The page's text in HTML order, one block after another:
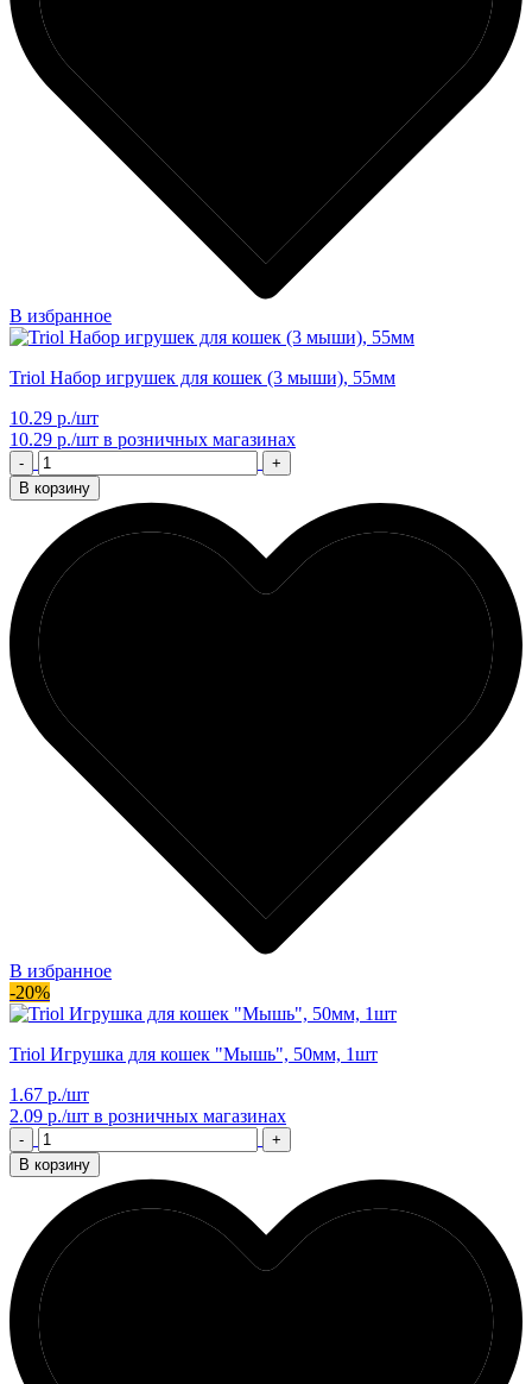
В избранное
Triol Набор игрушек для кошек (3 мыши), 55мм
10.29 р./шт
10.29 р./шт в розничных магазинах
-
+
В корзину
В избранное
-20%
Triol Игрушка для кошек "Мышь", 50мм, 1шт
1.67 р./шт
2.09 р./шт в розничных магазинах
-
+
В корзину